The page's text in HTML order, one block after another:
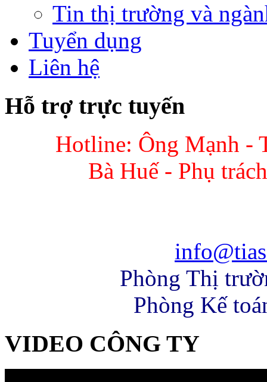
Tin thị trường và
Tuyển dụng
Liên hệ
Hỗ trợ trực tuyến
Hotline: Ông Mạnh -
Bà Huế - Phụ
Phòng Thị
Phòng Kế
VIDEO CÔNG TY